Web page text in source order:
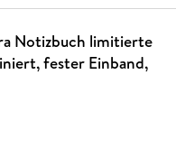
Notizbuch limitierte
fester Einband,